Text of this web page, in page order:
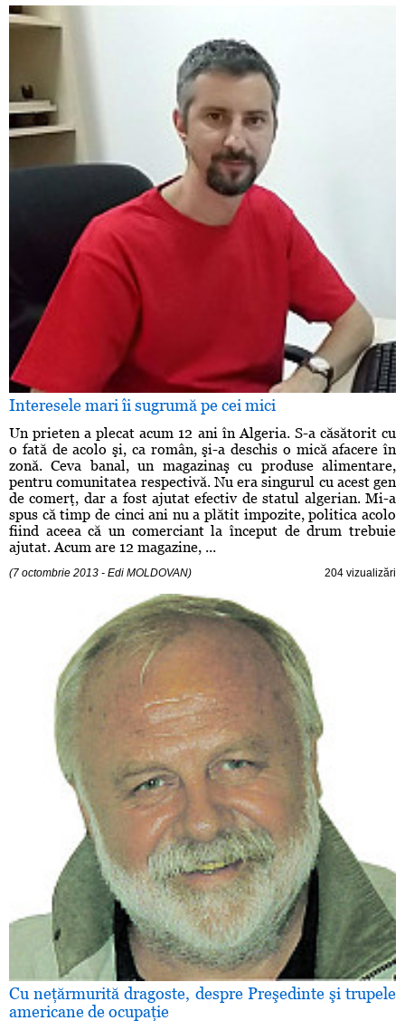
Interesele mari îi sugrumă pe cei mici
Un prieten a plecat acum 12 ani în Algeria. S-a căsătorit cu
o fată de acolo şi, ca român, şi-a deschis o mică afacere în
zonă. Ceva banal, un magazinaş cu produse alimentare,
pentru comunitatea respectivă. Nu era singurul cu acest gen
de comerţ, dar a fost ajutat efectiv de statul algerian. Mi-a
spus că timp de cinci ani nu a plătit impozite, politica acolo
fiind aceea că un comerciant la început de drum trebuie
ajutat. Acum are 12 magazine, ...
(7 octombrie 2013 - Edi MOLDOVAN) 204 vizualizări
Cu neţărmurită dragoste, despre Preşedinte şi trupele
americane de ocupaţie